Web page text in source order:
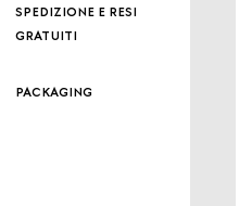
spedizione e resi
gratuiti
packaging